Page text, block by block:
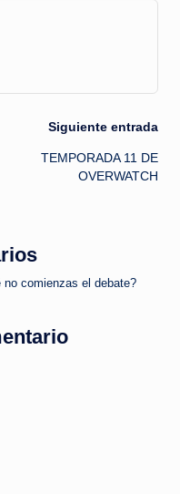
Siguiente entrada
TEMPORADA 11 DE
OVERWATCH
comienzas el debate?